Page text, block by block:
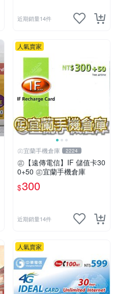
近期銷量14件
人氣賣家
㊣宜蘭手機倉庫 2224
㊣【遠傳電信】IF 儲值卡30
0+50 ㊣宜蘭手機倉庫
$300
近期銷量14件
人氣賣家